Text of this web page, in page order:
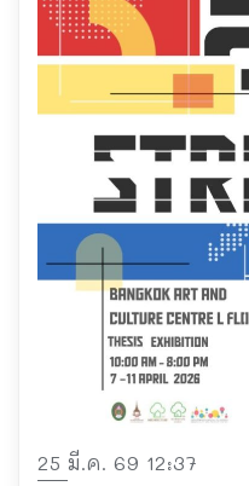
25 มี.ค. 69 12:37